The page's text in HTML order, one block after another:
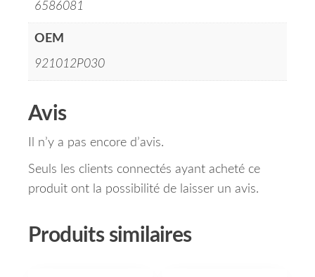
6586081
OEM
921012P030
Avis
Il n’y a pas encore d’avis.
Seuls les clients connectés ayant acheté ce
produit ont la possibilité de laisser un avis.
Produits similaires